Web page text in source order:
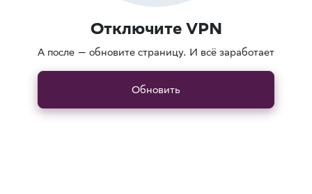
Отключите VPN
А после — обновите страницу. И всё заработает
Обновить